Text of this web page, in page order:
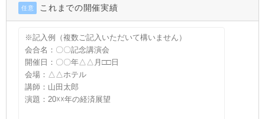
任意 これまでの開催実績